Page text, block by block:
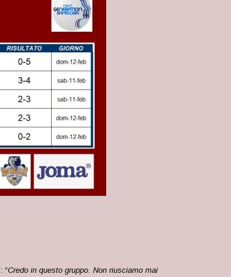
: “Credo in questo gruppo. Non riusciamo mai